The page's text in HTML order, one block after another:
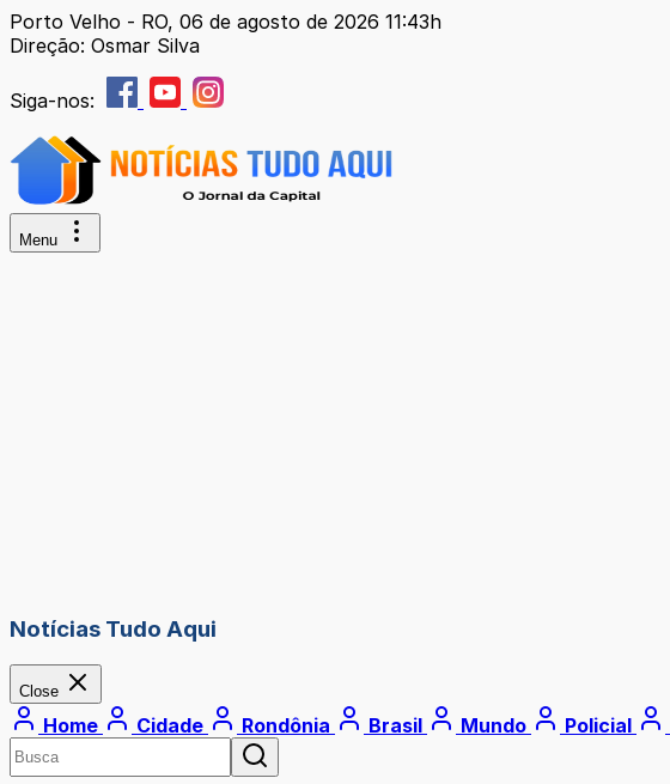
Porto Velho - RO, 06 de agosto de 2026 11:43h
Direção: Osmar Silva
Siga-nos:
Menu
Notícias Tudo Aqui
Close
Home Cidade Rondônia Brasil Mundo Policial